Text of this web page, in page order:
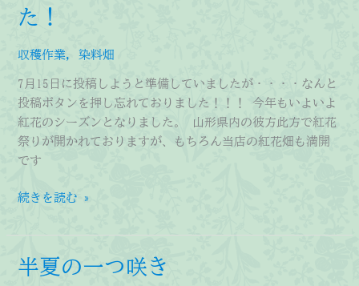
バ
ル
ー
ス
ト
作
り」
た！
収穫作業,染料畑
7月15日に投稿しようと準備していましたが・・・・なんと
投稿ボタンを押し忘れておりました！！！ 今年もいよいよ
紅花のシーズンとなりました。 山形県内の彼方此方で紅花
祭りが開かれておりますが、もちろん当店の紅花畑も満開
です
～
花
～
※
続きを読む »
半夏の一つ咲き